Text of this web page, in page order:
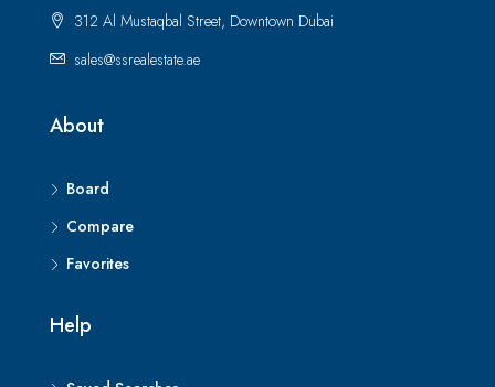
312 Al Mustaqbal Street, Downtown Dubai
sales@ssrealestate.ae
About
Board
Compare
Favorites
Help